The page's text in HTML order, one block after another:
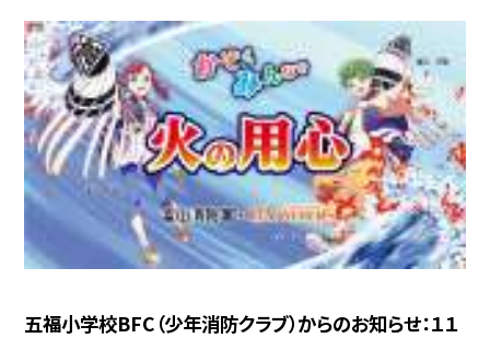
五福小学校BFC（少年消防クラブ）からのお知らせ：１１